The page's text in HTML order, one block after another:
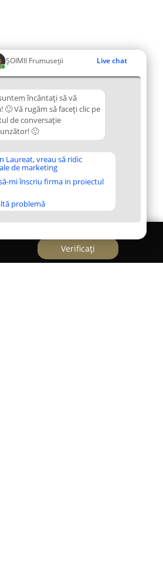
ȘOIMII Frumuseții Live chat
încântați să vă
🙂 Vă rugăm să faceți clic pe
de conversație
🙂
Laureat, vreau să ridic
de marketing
mi înscriu firma in proiectul
problemă
Verificați